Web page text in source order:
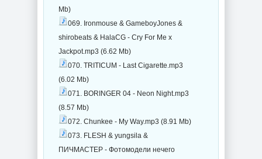
Mb)
069. Ironmouse & GameboyJones &
shirobeats & HalaCG - Cry For Me x
Jackpot.mp3 (6.62 Mb)
070. TRITICUM - Last Cigarette.mp3
(6.02 Mb)
071. BORINGER 04 - Neon Night.mp3
(8.57 Mb)
072. Chunkee - My Way.mp3 (8.91 Mb)
073. FLESH & yungsila &
ПИЧМАСТЕР - Фотомодели нечего